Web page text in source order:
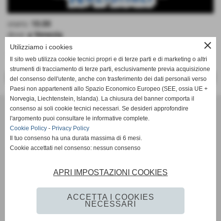
dove:a Venezia
Tc Ca del Moro Vs Tc Bisenzio
<< PRECEDENTE SUCCESSIVO >>
Tennis Club Bisenzio ASD
Via Ada Negri, 15 - 59100 - Prato
P.I. 01526410970 C.F 92006510488
Codice univoco: M5UXCR1
Coordinate bancarie: Banco Desio IBAN IT11A0344002811000000510100 -
Tel. 0574/46.56.49
info@tcbisenzio.it direzione@tcbisenzio.it
Privacy Policy-Cookie Policy
close
Utilizziamo i cookies
Il sito web utilizza cookie tecnici propri e di terze parti e di marketing o altri
strumenti di tracciamento di terze parti, esclusivamente previa acquisizione
del consenso dell'utente, anche con trasferimento dei dati personali verso
Paesi non appartenenti allo Spazio Economico Europeo (SEE, ossia UE +
Norvegia, Liechtenstein, Islanda). La chiusura del banner comporta il
consenso ai soli cookie tecnici necessari. Se desideri approfondire
l'argomento puoi consultare le informative complete.
Cookie Policy - Privacy Policy
Il tuo consenso ha una durata massima di 6 mesi.
Cookie accettati nel consenso: nessun consenso
APRI IMPOSTAZIONI COOKIES
ACCETTA I COOKIES
NECESSARI